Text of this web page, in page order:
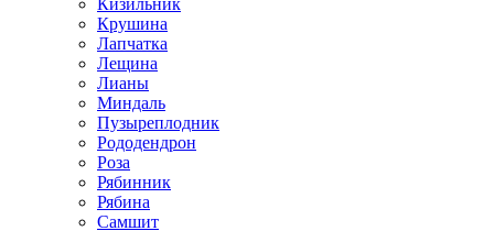
Кизильник
Крушина
Лапчатка
Лещина
Лианы
Миндаль
Пузыреплодник
Рододендрон
Роза
Рябинник
Рябина
Самшит